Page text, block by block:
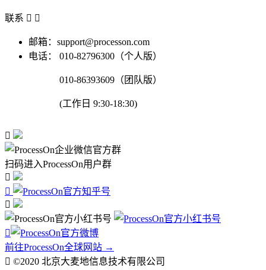
联系  
邮箱：support@processon.com
电话：
010-82796300（个人版）
010-86393609（团队版）
(工作日 9:30-18:30)

扫码进入ProcessOn用户群




前往ProcessOn全球网站 →
 ©2020 北京大麦地信息技术有限公司